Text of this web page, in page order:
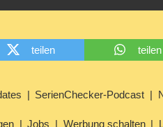
teilen teilen
SerienChecker-Podcast
Jobs Werbung schalten